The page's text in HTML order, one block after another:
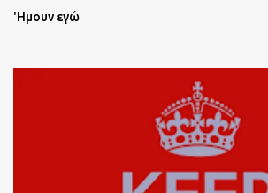
'Ημουν εγώ